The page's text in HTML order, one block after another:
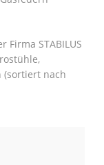
STABILUS
(sortiert nach